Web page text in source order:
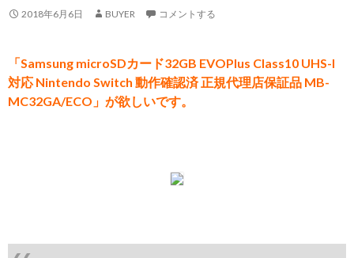
2018年6月6日 BUYER コメントする
「Samsung microSDカード32GB EVOPlus Class10 UHS-I
対応 Nintendo Switch 動作確認済 正規代理店保証品 MB-
MC32GA/ECO」が欲しいです。